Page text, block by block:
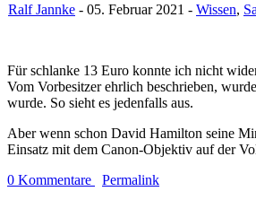
Ralf Jannke - 05. Februar 2021 - Wissen,
Für schlanke 13 Euro konnte ich nicht
Vom Vorbesitzer ehrlich beschrieben,
wurde. So sieht es jedenfalls aus.
Aber wenn schon David Hamilton seine
Einsatz mit dem Canon-Objektiv auf der
0 Kommentare
Permalink